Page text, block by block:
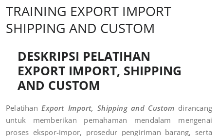
TRAINING EXPORT IMPORT
SHIPPING AND CUSTOM
DESKRIPSI PELATIHAN
EXPORT IMPORT, SHIPPING
AND CUSTOM
PelatihanExport Import, Shipping and Custom dirancang
untuk memberikan pemahaman mendalam mengenai
proses ekspor-impor, prosedur pengiriman barang, serta